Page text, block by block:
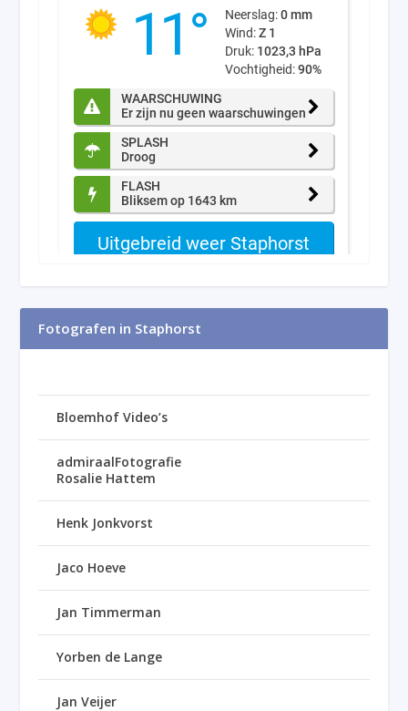
Fotografen in Staphorst
Bloemhof Video’s
admiraalFotografie
Rosalie Hattem
Henk Jonkvorst
Jaco Hoeve
Jan Timmerman
Yorben de Lange
Jan Veijer